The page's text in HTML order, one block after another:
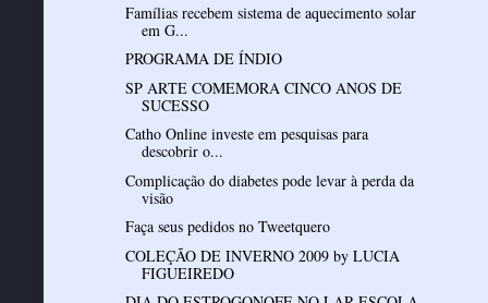
Famílias recebem sistema de aquecimento solar
em G...
PROGRAMA DE ÍNDIO
SP ARTE COMEMORA CINCO ANOS DE
SUCESSO
Catho Online investe em pesquisas para
descobrir o...
Complicação do diabetes pode levar à perda da
visão
Faça seus pedidos no Tweetquero
COLEÇÃO DE INVERNO 2009 by LUCIA
FIGUEIREDO